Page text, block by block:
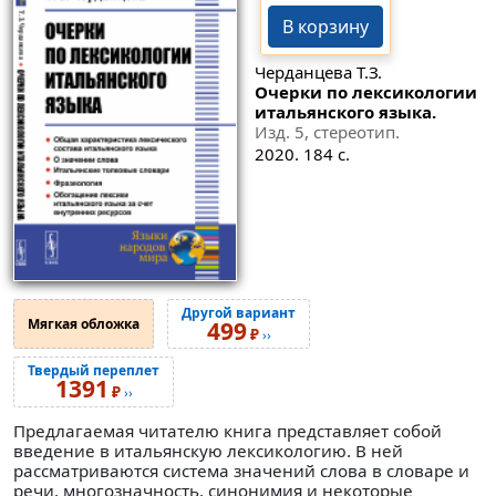
В корзину
Черданцева Т.З.
Очерки по лексикологии
итальянского языка.
Изд. 5, стереотип.
2020. 184 с.
Мягкая обложка
Другой вариант
499₽››
Твердый переплет
1391 ₽››
Предлагаемая читателю книга представляет собой
введение в итальянскую лексикологию. В ней
рассматриваются система значений слова в словаре и
речи, многозначность, синонимия и некоторые